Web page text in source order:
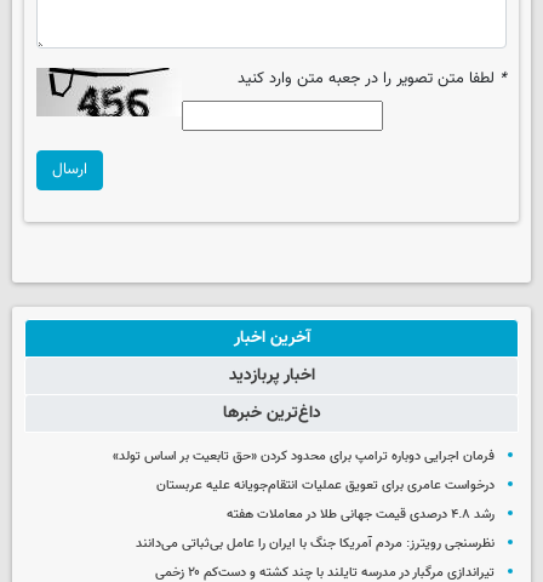
* لطفا متن تصویر را در جعبه متن وارد کنید
ارسال
آخرین اخبار
اخبار پربازدید
داغ‌ترین خبرها
فرمان اجرایی دوباره ترامپ برای محدود کردن «حق تابعیت بر اساس تولد»
درخواست عامری برای تعویق عملیات انتقام‌جویانه علیه عربستان
رشد ۴.۸ درصدی قیمت جهانی طلا در معاملات هفته
نظرسنجی رویترز: مردم آمریکا جنگ با ایران را عامل بی‌ثباتی می‌دانند
تیراندازی مرگبار در مدرسه‌ تایلند با چند کشته و دست‌کم ۲۰ زخمی